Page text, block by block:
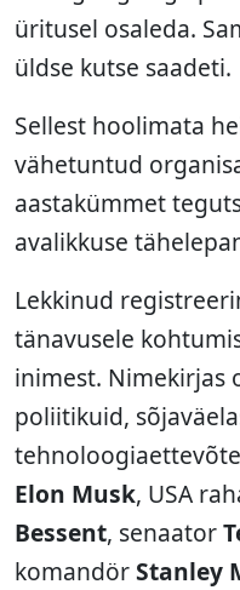
üritusel osaleda.
üldse kutse saadeti.
Sellest hoolimata
vähetuntud
aastakümmet
avalikkuse
Lekkinud
tänavusele
inimest. Nimekirjas
poliitikuid,
Elon Musk, USA
Bessent, senaator
komandörStanley